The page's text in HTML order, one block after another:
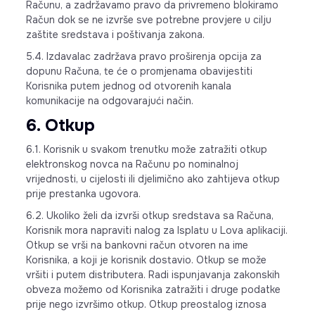
Računu, a zadržavamo pravo da privremeno blokiramo
Račun dok se ne izvrše sve potrebne provjere u cilju
zaštite sredstava i poštivanja zakona.
5.4. Izdavalac zadržava pravo proširenja opcija za
dopunu Računa, te će o promjenama obavijestiti
Korisnika putem jednog od otvorenih kanala
komunikacije na odgovarajući način.
6. Otkup
6.1. Korisnik u svakom trenutku može zatražiti otkup
elektronskog novca na Računu po nominalnoj
vrijednosti, u cijelosti ili djelimično ako zahtijeva otkup
prije prestanka ugovora.
6.2. Ukoliko želi da izvrši otkup sredstava sa Računa,
Korisnik mora napraviti nalog za Isplatu u Lova aplikaciji.
Otkup se vrši na bankovni račun otvoren na ime
Korisnika, a koji je korisnik dostavio. Otkup se može
vršiti i putem distributera. Radi ispunjavanja zakonskih
obveza možemo od Korisnika zatražiti i druge podatke
prije nego izvršimo otkup. Otkup preostalog iznosa